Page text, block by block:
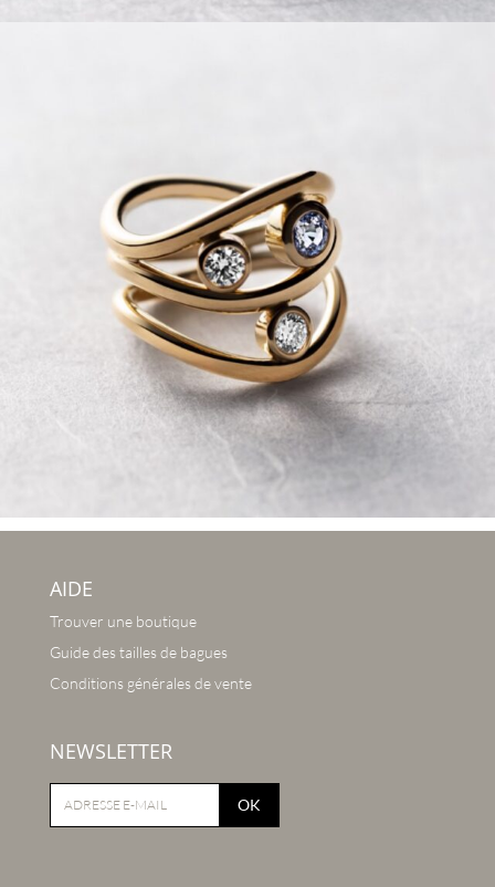
AIDE
Trouver une boutique
Guide des tailles de bagues
Conditions générales de vente
NEWSLETTER
OK